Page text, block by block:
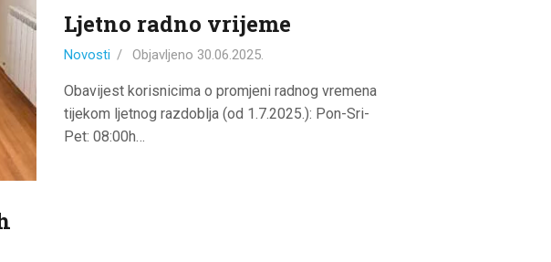
Ljetno radno vrijeme
Novosti Objavljeno 30.06.2025.
Obavijest korisnicima o promjeni radnog vremena
tijekom ljetnog razdoblja (od 1.7.2025.): Pon-Sri-
Pet: 08:00h…